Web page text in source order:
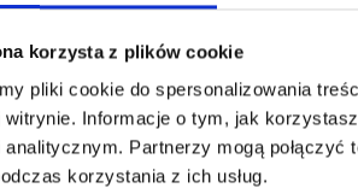
korzysta z plików cookie
pliki cookie do spersonalizowania
witrynie. Informacje o tym, jak
analitycznym. Partnerzy mogą
korzystania z ich usług.